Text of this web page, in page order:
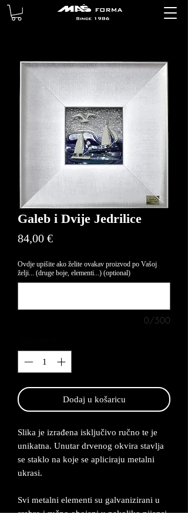
Galeb i Dvije Jedrilice
84,00 €Price
Ovdje upišite ako želite ovakav proizvod po Vašoj
želji... (druge boje, elementi...) (optional)
0/500
Dodaj u košaricu
Slika je izrađena isključivo ručno te je
unikatna. Unutar drvenog okvira stavlja
se staklo na koje se apliciraju metalni
ukrasi.
Svi metalni elementi su galvanizirani u
srebro i ručno obojani u nekoliko nijansi.